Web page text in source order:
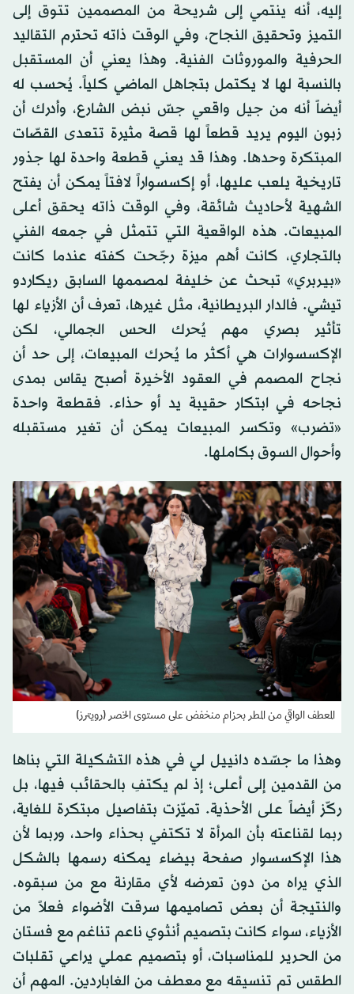
إليه، أنه ينتمي إلى شريحة من المصممين تتوق إلى
التميز وتحقيق النجاح، وفي الوقت ذاته تحترم التقاليد
الحرفية والموروثات الفنية. وهذا يعني أن المستقبل
بالنسبة لها لا يكتمل بتجاهل الماضي كلياً. يُحسب له
أيضاً أنه من جيل واقعي جسّ نبض الشارع، وأدرك أن
زبون اليوم يريد قطعاً لها قصة مثيرة تتعدى القصّات
المبتكرة وحدها. وهذا قد يعني قطعة واحدة لها جذور
تاريخية يلعب عليها، أو إكسسواراً لافتاً يمكن أن يفتح
الشهية لأحاديث شائقة، وفي الوقت ذاته يحقق أعلى
المبيعات. هذه الواقعية التي تتمثل في جمعه الفني
بالتجاري، كانت أهم ميزة رجّحت كفته عندما كانت
«بيربري» تبحث عن خليفة لمصممها السابق ريكاردو
تيشي. فالدار البريطانية، مثل غيرها، تعرف أن الأزياء لها
تأثير بصري مهم يُحرك الحس الجمالي، لكن
الإكسسوارات هي أكثر ما يُحرك المبيعات، إلى حد أن
نجاح المصمم في العقود الأخيرة أصبح يقاس بمدى
نجاحه في ابتكار حقيبة يد أو حذاء. فقطعة واحدة
«تضرب» وتكسر المبيعات يمكن أن تغير مستقبله
وأحوال السوق بكاملها.
المعطف الواقي من المطر بحزام منخفض على مستوى الخصر (رويترز)
وهذا ما جسّده دانييل لي في هذه التشكيلة التي بناها
من القدمين إلى أعلى؛ إذ لم يكتفِ بالحقائب فيها، بل
ركّز أيضاً على الأحذية. تميّزت بتفاصيل مبتكرة للغاية،
ربما لقناعته بأن المرأة لا تكتفي بحذاء واحد، وربما لأن
هذا الإكسسوار صفحة بيضاء يمكنه رسمها بالشكل
الذي يراه من دون تعرضه لأي مقارنة مع من سبقوه.
والنتيجة أن بعض تصاميمها سرقت الأضواء فعلاً من
الأزياء، سواء كانت بتصميم أنثوي ناعم تناغم مع فستان
من الحرير للمناسبات، أو بتصميم عملي يراعي تقلبات
الطقس تم تنسيقه مع معطف من الغاباردين. المهم أن